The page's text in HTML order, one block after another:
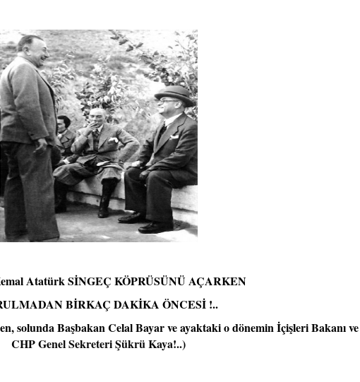
Atatürk SİNGEÇ KÖPRÜSÜNÜ AÇARKEN
BİRKAÇ DAKİKA ÖNCESİ !..
solunda Başbakan Celal Bayar ve ayaktaki o dönemin İçişleri Bakanı ve
CHP Genel Sekreteri Şükrü Kaya!..)